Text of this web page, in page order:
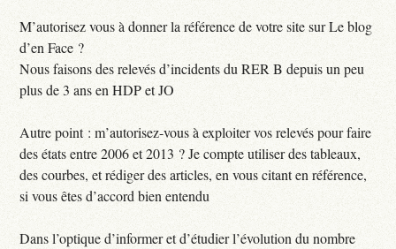
M’autorisez vous à donner la référence de votre site sur Le blog
d’en Face ?
Nous faisons des relevés d’incidents du RER B depuis un peu
plus de 3 ans en HDP et JO
Autre point : m’autorisez-vous à exploiter vos relevés pour faire
des états entre 2006 et 2013 ? Je compte utiliser des tableaux,
des courbes, et rédiger des articles, en vous citant en référence,
si vous êtes d’accord bien entendu
Dans l’optique d’informer et d’étudier l’évolution du nombre